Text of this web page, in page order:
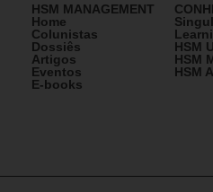
HSM MANAGEMENT
Home
Colunistas
Dossiês
Artigos
Eventos
E-books
HSM
HSM
HSM